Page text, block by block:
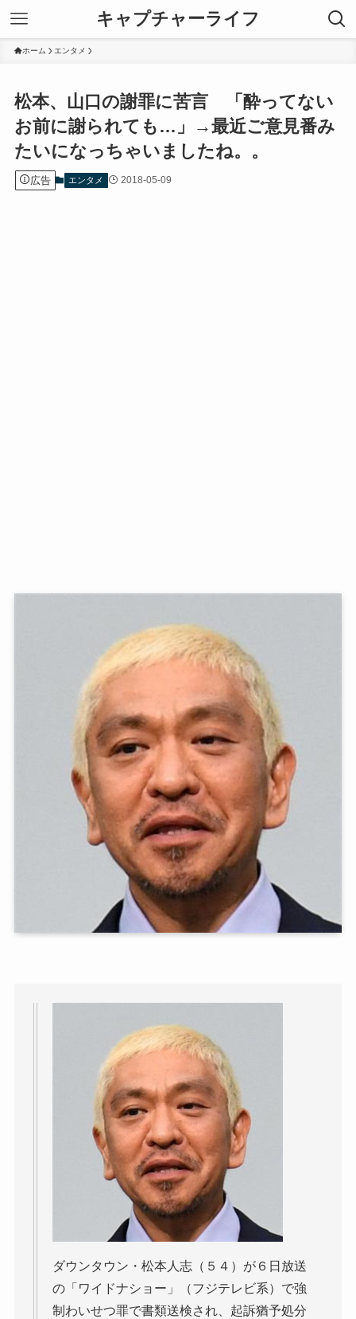
キャプチャーライフ
ホーム エンタメ
松本、山口の謝罪に苦言 「酔ってない
お前に謝られても…」→最近ご意見番み
たいになっちゃいましたね。。
広告 エンタメ 2018-05-09
ダウンタウン・松本人志（５４）が６日放送
の「ワイドナショー」（フジテレビ系）で強
制わいせつ罪で書類送検され、起訴猶予処分